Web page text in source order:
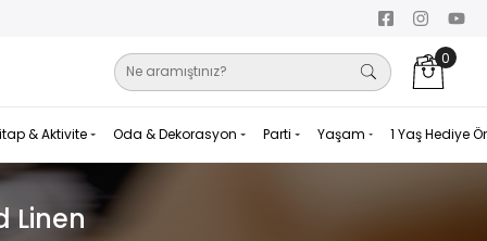
0
& Aktivite Oda & Dekorasyon Parti Yaşam 1 Yaş Hediye
Linen